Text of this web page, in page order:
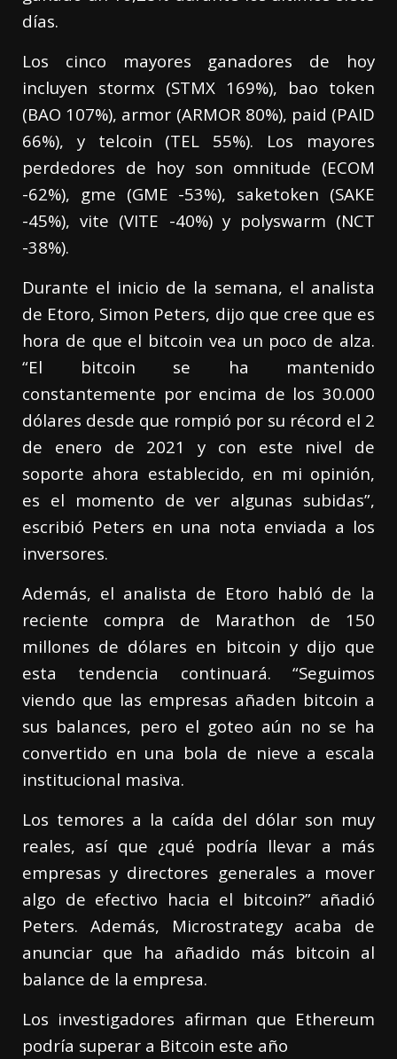
días.
Los cinco mayores ganadores de hoy
incluyen stormx (STMX 169%), bao token
(BAO 107%), armor (ARMOR 80%), paid (PAID
66%), y telcoin (TEL 55%). Los mayores
perdedores de hoy son omnitude (ECOM
-62%), gme (GME -53%), saketoken (SAKE
-45%), vite (VITE -40%) y polyswarm (NCT
-38%).
Durante el inicio de la semana, el analista
de Etoro, Simon Peters, dijo que cree que es
hora de que el bitcoin vea un poco de alza.
“El bitcoin se ha mantenido
constantemente por encima de los 30.000
dólares desde que rompió por su récord el 2
de enero de 2021 y con este nivel de
soporte ahora establecido, en mi opinión,
es el momento de ver algunas subidas”,
escribió Peters en una nota enviada a los
inversores.
Además, el analista de Etoro habló de la
reciente compra de Marathon de 150
millones de dólares en bitcoin y dijo que
esta tendencia continuará. “Seguimos
viendo que las empresas añaden bitcoin a
sus balances, pero el goteo aún no se ha
convertido en una bola de nieve a escala
institucional masiva.
Los temores a la caída del dólar son muy
reales, así que ¿qué podría llevar a más
empresas y directores generales a mover
algo de efectivo hacia el bitcoin?” añadió
Peters. Además, Microstrategy acaba de
anunciar que ha añadido más bitcoin al
balance de la empresa.
Los investigadores afirman que Ethereum
podría superar a Bitcoin este año